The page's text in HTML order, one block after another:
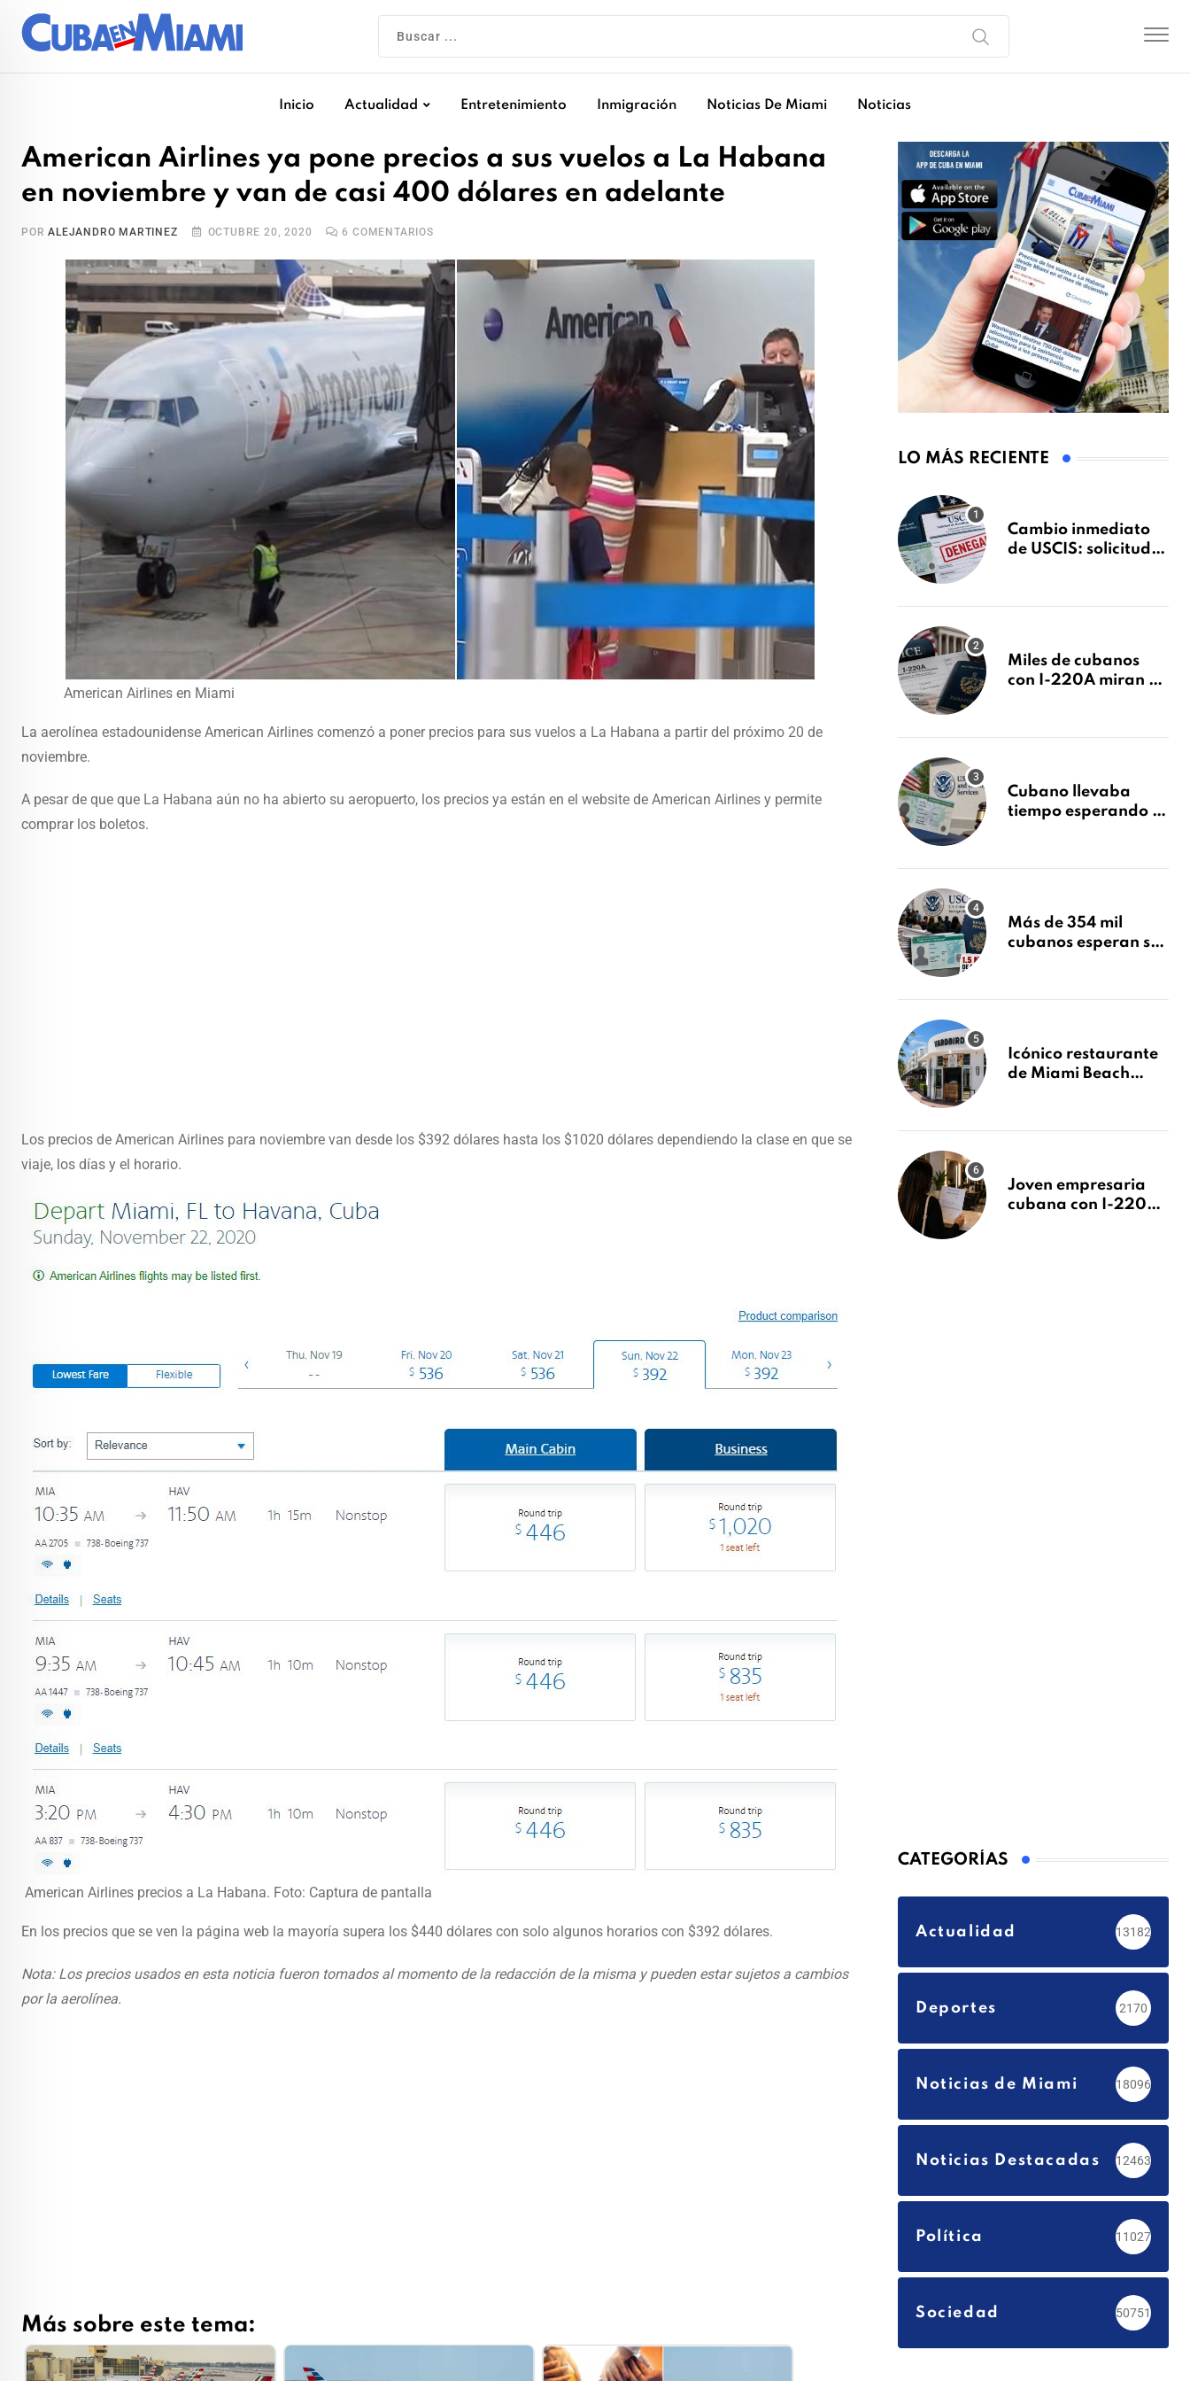
Inicio Actualidad Entretenimiento Inmigración Noticias De Miami Noticias
American Airlines ya pone precios a sus vuelos a La Habana
en noviembre y van de casi 400 dólares en adelante
PORALEJANDRO MARTINEZ OCTUBRE 20, 2020 6 COMENTARIOS
American Airlines en Miami
La aerolínea estadounidense American Airlines comenzó a poner precios para sus vuelos a La Habana a partir del próximo 20 de
noviembre.
A pesar de que que La Habana aún no ha abierto su aeropuerto, los precios ya están en el website de American Airlines y permite
comprar los boletos.
Los precios de American Airlines para noviembre van desde los $392 dólares hasta los $1020 dólares dependiendo la clase en que se
viaje, los días y el horario.
American Airlines precios a La Habana. Foto: Captura de pantalla
En los precios que se ven la página web la mayoría supera los $440 dólares con solo algunos horarios con $392 dólares.
Nota: Los precios usados en esta noticia fueron tomados al momento de la redacción de la misma y pueden estar sujetos a cambios
por la aerolínea.
Más sobre este tema:
LO MÁS RECIENTE
Cambio inmediato
de USCIS: solicitudes
sin previo aviso
Miles de cubanos
con I-220A miran al
decidirse en una
Cubano llevaba
tiempo esperando su
tras Writ of
Más de 354 mil
cubanos esperan su
millones de
Icónico restaurante
de Miami Beach
después de 15 años
Joven empresaria
cubana con I-220A
CATEGORÍAS
Actualidad 13182
Deportes 2170
Noticias de Miami 18096
Noticias Destacadas 12463
Política 11027
Sociedad 50751